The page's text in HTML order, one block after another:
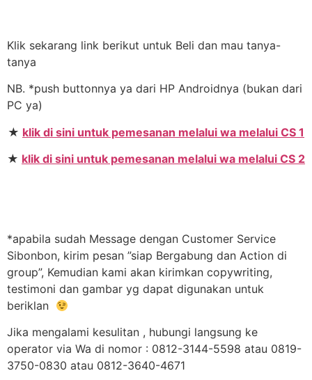
Klik sekarang link berikut untuk Beli dan mau tanya-
tanya
NB. *push buttonnya ya dari HP Androidnya (bukan dari
PC ya)
★ klik di sini untuk pemesanan melalui wa melalui CS 1
★ klik di sini untuk pemesanan melalui wa melalui CS 2
*apabila sudah Message dengan Customer Service
Sibonbon, kirim pesan ”siap Bergabung dan Action di
group”, Kemudian kami akan kirimkan copywriting,
testimoni dan gambar yg dapat digunakan untuk
beriklan
Jika mengalami kesulitan , hubungi langsung ke
operator via Wa di nomor : 0812-3144-5598 atau 0819-
3750-0830 atau 0812-3640-4671